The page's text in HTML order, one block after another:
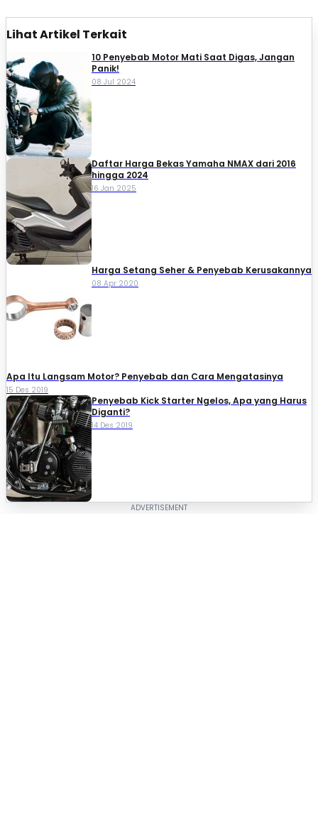
Lihat Artikel Terkait
10 Penyebab Motor Mati Saat Digas, Jangan
Panik!
08 Jul 2024
Daftar Harga Bekas Yamaha NMAX dari 2016
hingga 2024
16 Jan 2025
Harga Setang Seher & Penyebab Kerusakannya
08 Apr 2020
Apa Itu Langsam Motor? Penyebab dan Cara Mengatasinya
15 Des 2019
Penyebab Kick Starter Ngelos, Apa yang Harus
Diganti?
14 Des 2019